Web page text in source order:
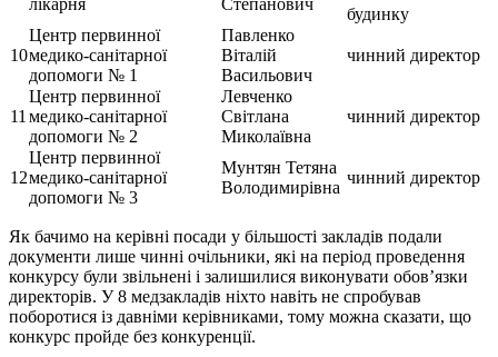
будинку
10
Центр первинної
медико-санітарної
допомоги № 1
Павленко
Віталій
Васильович
чинний директор
11
Центр первинної
медико-санітарної
допомоги № 2
Левченко
Світлана
Миколаївна
чинний директор
12
Центр первинної
медико-санітарної
допомоги № 3
Мунтян Тетяна
Володимирівна
чинний директор
Як бачимо на керівні посади у більшості закладів подали
документи лише чинні очільники, які на період проведення
конкурсу були звільнені і залишилися виконувати обов’язки
директорів. У 8 медзакладів ніхто навіть не спробував
поборотися із давніми керівниками, тому можна сказати, що
конкурс пройде без конкуренції.